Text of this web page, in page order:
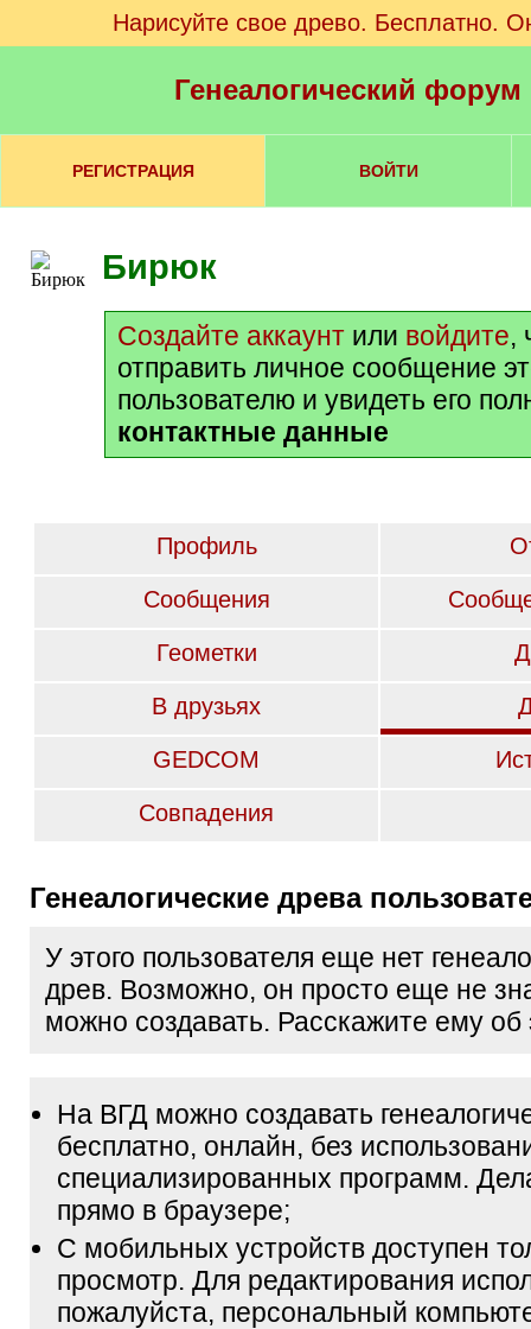
Нарисуйте свое древо. Бесплатно.
Генеалогический
РЕГИСТРАЦИЯ ВОЙТИ
Бирюк
Создайте аккаунт или войдите,
отправить личное сообщение
пользователю и увидеть его
контактные данные
Профиль
Сообщения
Геометки
В друзьях
GEDCOM
Совпадения
Генеалогические древа
У этого пользователя еще нет
древ. Возможно, он просто еще не
можно создавать. Расскажите ему об
На ВГД можно создавать
бесплатно, онлайн, без
специализированных программ.
прямо в браузере;
С мобильных устройств доступен
просмотр. Для редактирования
пожалуйста, персональный